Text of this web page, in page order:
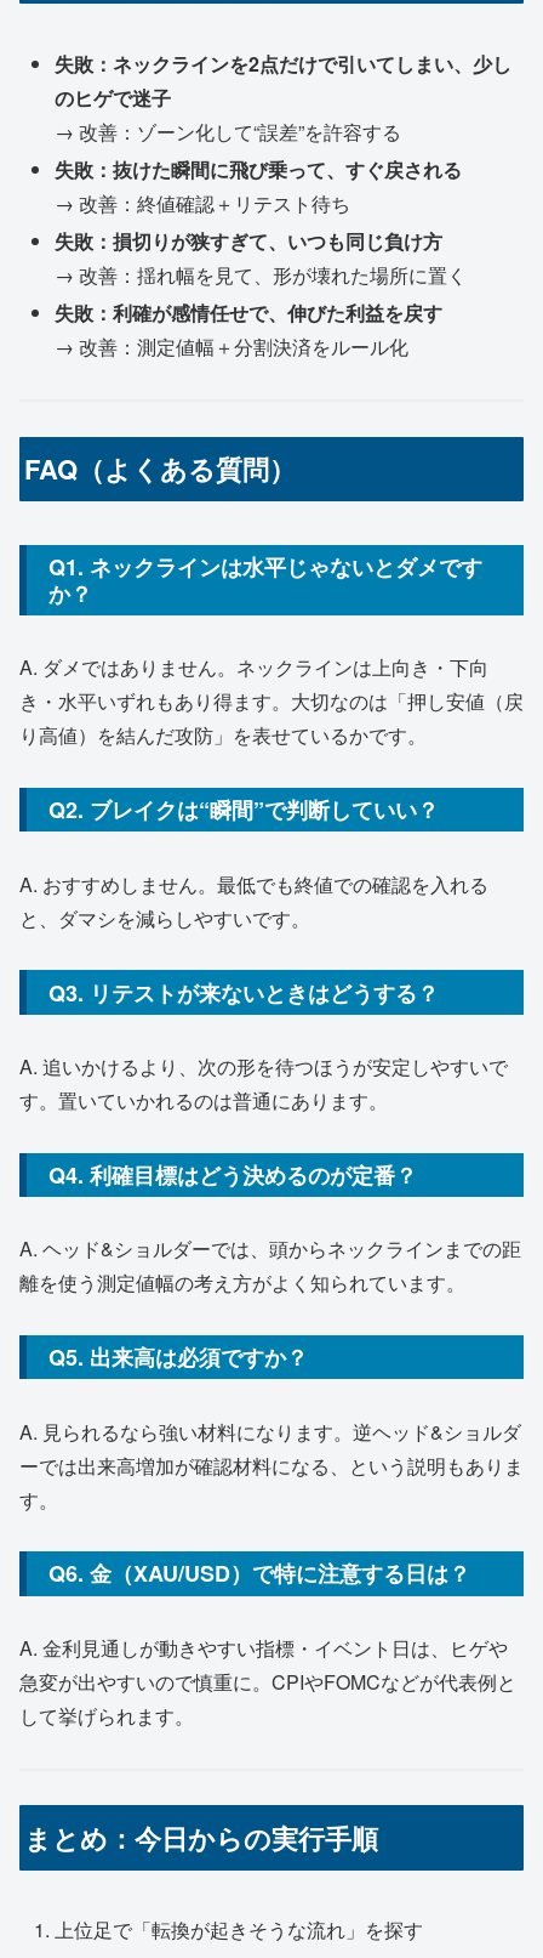
失敗：ネックラインを2点だけで引いてしまい、少し
のヒゲで迷子
→ 改善：ゾーン化して“誤差”を許容する
失敗：抜けた瞬間に飛び乗って、すぐ戻される
→ 改善：終値確認＋リテスト待ち
失敗：損切りが狭すぎて、いつも同じ負け方
→ 改善：揺れ幅を見て、形が壊れた場所に置く
失敗：利確が感情任せで、伸びた利益を戻す
→ 改善：測定値幅＋分割決済をルール化
FAQ（よくある質問）
Q1. ネックラインは水平じゃないとダメです
か？
A. ダメではありません。ネックラインは上向き・下向
き・水平いずれもあり得ます。大切なのは「押し安値（戻
り高値）を結んだ攻防」を表せているかです。
Q2. ブレイクは“瞬間”で判断していい？
A. おすすめしません。最低でも終値での確認を入れる
と、ダマシを減らしやすいです。
Q3. リテストが来ないときはどうする？
A. 追いかけるより、次の形を待つほうが安定しやすいで
す。置いていかれるのは普通にあります。
Q4. 利確目標はどう決めるのが定番？
A. ヘッド&ショルダーでは、頭からネックラインまでの距
離を使う測定値幅の考え方がよく知られています。
Q5. 出来高は必須ですか？
A. 見られるなら強い材料になります。逆ヘッド&ショルダ
ーでは出来高増加が確認材料になる、という説明もありま
す。
Q6. 金（XAU/USD）で特に注意する日は？
A. 金利見通しが動きやすい指標・イベント日は、ヒゲや
急変が出やすいので慎重に。CPIやFOMCなどが代表例と
して挙げられます。
まとめ：今日からの実行手順
上位足で「転換が起きそうな流れ」を探す